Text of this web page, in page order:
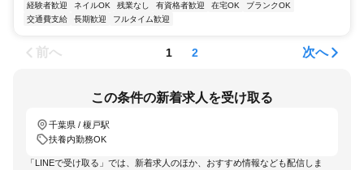
経験者歓迎
ネイルOK 残業なし 有資格者歓迎 在宅OK
ブランクOK
交通費支給
長期歓迎 フルタイム歓迎
前へ 1 2 次へ
この条件の新着求人を受け取る
千葉県 / 榎戸駅
扶養内勤務OK
「LINEで受け取る」では、新着求人のほか、おすすめ情報なども配信しま